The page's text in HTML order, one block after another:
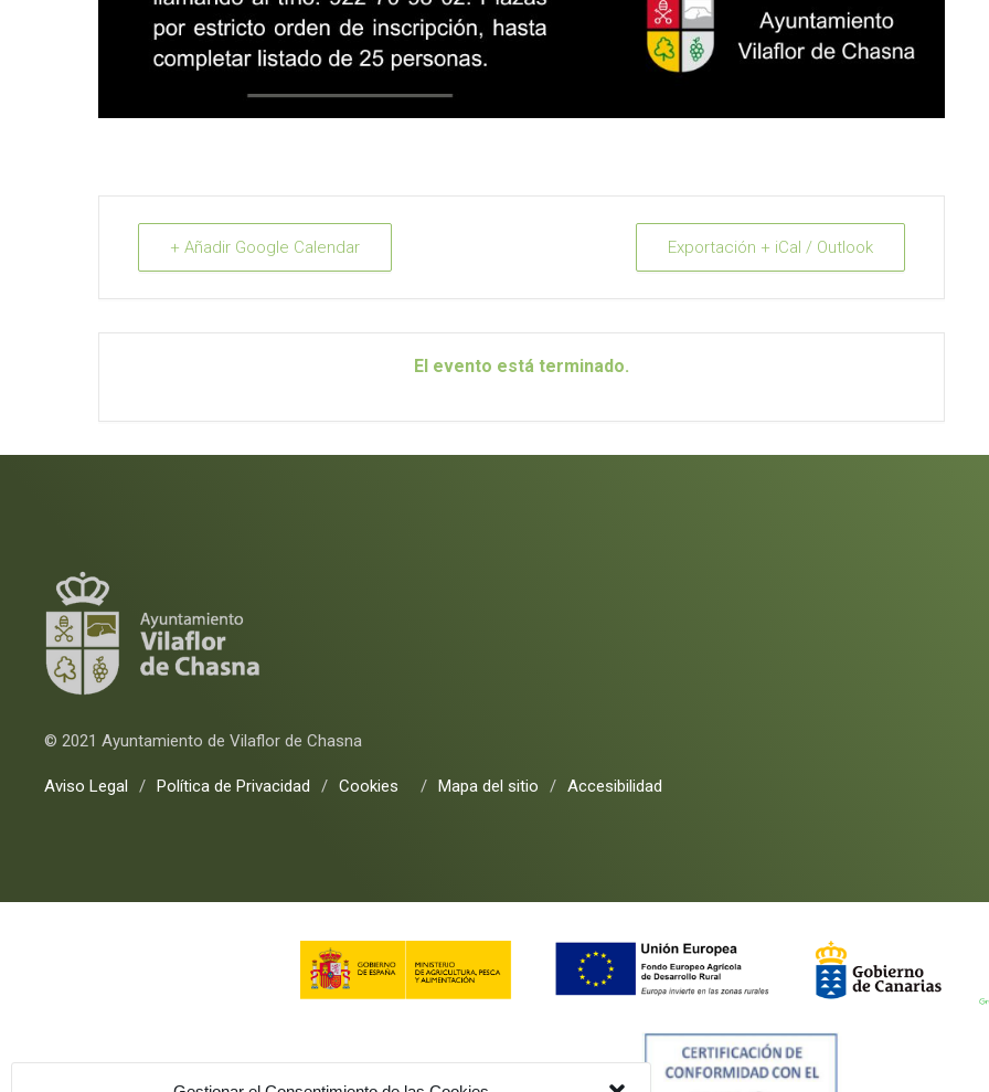
+ Añadir Google Calendar Exportación + iCal / Outlook
El evento está terminado.
© 2021 Ayuntamiento de Vilaflor de Chasna
Aviso Legal / Política de Privacidad / Cookies / Mapa del sitio / Accesibilidad